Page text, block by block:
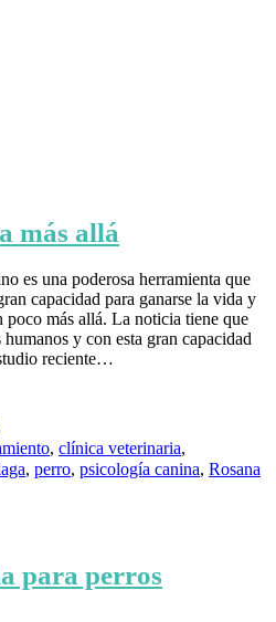
más allá
es una poderosa herramienta que
capacidad para ganarse la vida y
poco más allá. La noticia tiene que
y con esta gran capacidad
reciente…
, clínica veterinaria,
, perro, psicología canina, Rosana
para perros